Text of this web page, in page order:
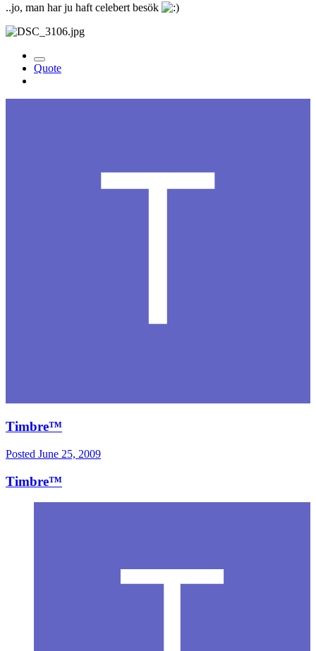
..jo, man har ju haft celebert besök
Quote
Timbre™
Posted June 25, 2009
Timbre™